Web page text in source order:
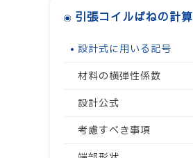
引張コイルばねの計算
設計式に用いる記号
材料の横弾性係数
設計公式
考慮すべき事項